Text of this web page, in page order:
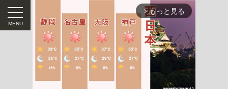
arrow_forward_ios もっと見る